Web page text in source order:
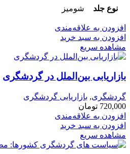
نوع جلد شومیز
افزودن به علاقه‌مندی
افزودن به سبد خرید
مشاهده سریع
بازاریابی بین‌الملل در گردشگری
گردشگری, بازاریابی گردشگری
720,000 تومان
افزودن به علاقه‌مندی
افزودن به سبد خرید
مشاهده سریع